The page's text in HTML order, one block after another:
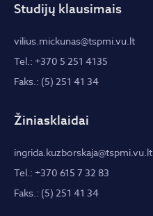
Studijų klausimais
vilius.mickunas@tspmi.vu.lt
Tel.: +370 5 251 4135
Faks.: (5) 251 41 34
Žiniasklaidai
ingrida.kuzborskaja@tspmi.vu.lt
Tel.: +370 615 7 32 83
Faks.: (5) 251 41 34